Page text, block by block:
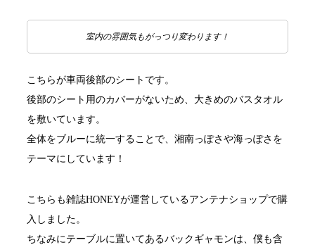
室内の雰囲気もがっつり変わります！
こちらが車両後部のシートです。
後部のシート用のカバーがないため、大きめのバスタオル
を敷いています。
全体をブルーに統一することで、湘南っぽさや海っぽさを
テーマにしています！
こちらも雑誌HONEYが運営しているアンテナショップで購
入しました。
ちなみにテーブルに置いてあるバックギャモンは、僕も含